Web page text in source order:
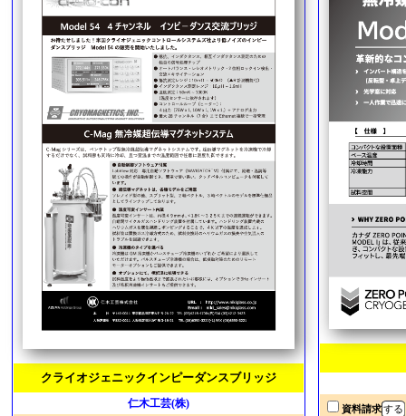
クライオジェニックインピーダンスブリッジ
仁木工芸(株) 資料請求